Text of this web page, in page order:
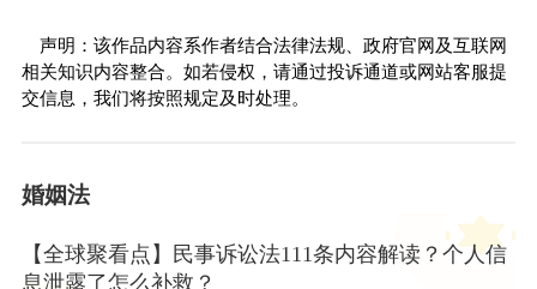
声明：该作品内容系作者结合法律法规、政府官网及互联网
相关知识内容整合。如若侵权，请通过投诉通道或网站客服提
交信息，我们将按照规定及时处理。
婚姻法
【全球聚看点】民事诉讼法111条内容解读？个人信
息泄露了怎么补救？